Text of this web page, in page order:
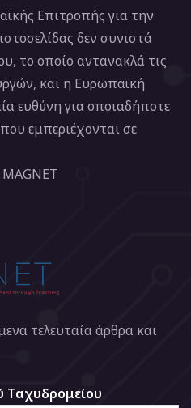
Επιτροπής για την
δεν συνιστά
το οποίο αντανακλά τις
και η Ευρωπαϊκή
ευθύνη για οποιαδήποτε
εμπεριέχονται σε
τελευταία άρθρα και
Ταχυδρομείου